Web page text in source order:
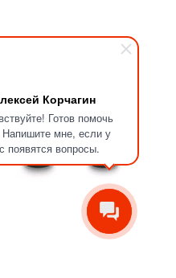
Корчагин
Готов помочь
мне, если у
появятся вопросы.